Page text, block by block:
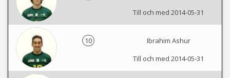
Till och med 2014-05-31
10
Ibrahim Ashur
Till och med 2014-05-31